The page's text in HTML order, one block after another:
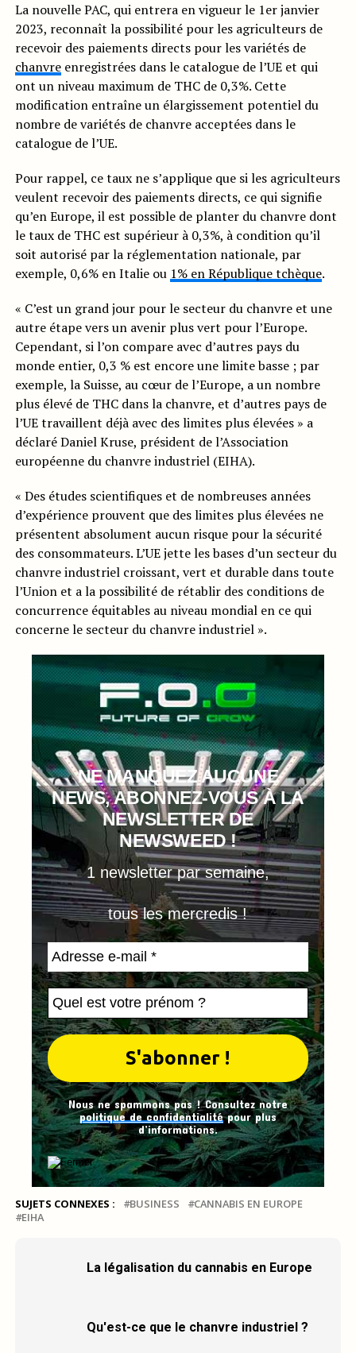
La nouvelle PAC, qui entrera en vigueur le 1er janvier
2023, reconnaît la possibilité pour les agriculteurs de
recevoir des paiements directs pour les variétés de
chanvreenregistrées dans le catalogue de l’UE et qui
ont un niveau maximum de THC de 0,3%. Cette
modification entraîne un élargissement potentiel du
nombre de variétés de chanvre acceptées dans le
catalogue de l’UE.
Pour rappel, ce taux ne s’applique que si les agriculteurs
veulent recevoir des paiements directs, ce qui signifie
qu’en Europe, il est possible de planter du chanvre dont
le taux de THC est supérieur à 0,3%, à condition qu’il
soit autorisé par la réglementation nationale, par
exemple, 0,6% en Italie ou 1% en République tchèque.
« C’est un grand jour pour le secteur du chanvre et une
autre étape vers un avenir plus vert pour l’Europe.
Cependant, si l’on compare avec d’autres pays du
monde entier, 0,3 % est encore une limite basse ; par
exemple, la Suisse, au cœur de l’Europe, a un nombre
plus élevé de THC dans la chanvre, et d’autres pays de
l’UE travaillent déjà avec des limites plus élevées » a
déclaré Daniel Kruse, président de l’Association
européenne du chanvre industriel (EIHA).
« Des études scientifiques et de nombreuses années
d’expérience prouvent que des limites plus élevées ne
présentent absolument aucun risque pour la sécurité
des consommateurs. L’UE jette les bases d’un secteur du
chanvre industriel croissant, vert et durable dans toute
l’Union et a la possibilité de rétablir des conditions de
concurrence équitables au niveau mondial en ce qui
concerne le secteur du chanvre industriel ».
NE MANQUEZ AUCUNE
NEWS, ABONNEZ-VOUS À LA
NEWSLETTER DE
NEWSWEED !
1 newsletter par semaine,
tous les mercredis !
Nous ne spammons pas ! Consultez notre
politique de confidentialitépour plus
d’informations.
SUJETS CONNEXES : BUSINESS
CANNABIS EN EUROPE
EIHA
La légalisation du cannabis en Europe
Qu'est-ce que le chanvre industriel ?